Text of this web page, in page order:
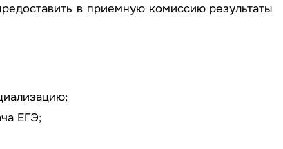
в приемную комиссию результаты
ЕГЭ;